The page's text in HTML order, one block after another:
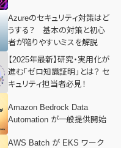
Azureのセキュリティ対策はど
うする？ 基本の対策と初心
者が陥りやすいミスを解説
【2025年最新】研究・実用化が
進む「ゼロ知識証明」とは？ セ
キュリティ担当者必見！
Amazon Bedrock Data
Automation が一般提供開始
AWS Batch が EKS ワーク